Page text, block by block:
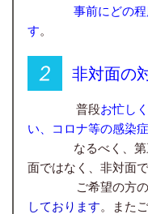
事前にどの
す
非対面の
普段お忙し
い、コロナ等の感染
なるべく、第三
面ではなく、非対面
ご希望の方の
しております 。また